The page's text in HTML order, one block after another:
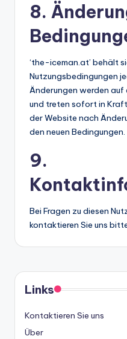
8.
‘the-iceman.at’ behält
Nutzungsbedingungen
Änderungen werden
und treten sofort in
der Website nach
den neuen Bedingungen.
9.
Bei Fragen zu diesen
kontaktieren Sie uns
Links
Kontaktieren Sie uns
Über